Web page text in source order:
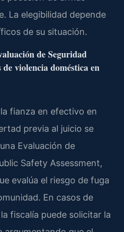
La elegibilidad depende
de su situación.
de Seguridad
violencia doméstica en
fianza en efectivo en
previa al juicio se
Evaluación de
Safety Assessment,
evalúa el riesgo de fuga
En casos de
fiscalía puede solicitar la